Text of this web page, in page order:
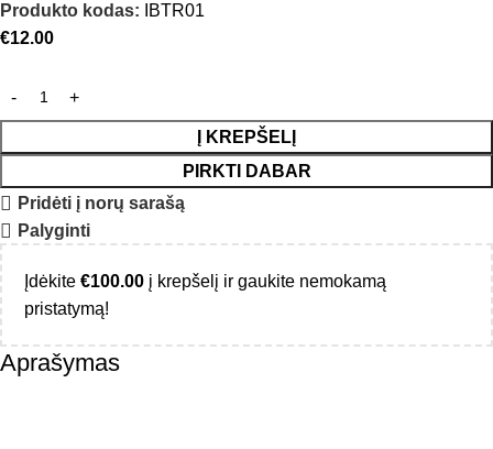
Produkto kodas:
IBTR01
€12.00
Į KREPŠELĮ
PIRKTI DABAR
Pridėti į norų sarašą
Palyginti
Įdėkite €100.00 į krepšelį ir gaukite nemokamą
pristatymą!
Aprašymas